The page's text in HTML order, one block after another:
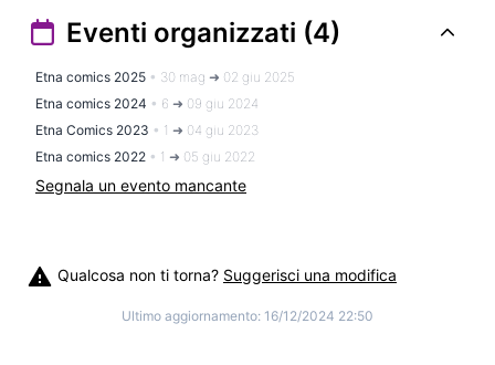
Eventi organizzati (4)
Etna comics 2025 • 30 mag ➜ 02 giu 2025
Etna comics 2024 • 6 ➜ 09 giu 2024
Etna Comics 2023 • 1 ➜ 04 giu 2023
Etna comics 2022 • 1 ➜ 05 giu 2022
Segnala un evento mancante
Qualcosa non ti torna? Suggerisci una modifica
Ultimo aggiornamento: 16/12/2024 22:50